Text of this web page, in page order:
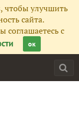
чтобы улучшить
сайта.
соглашаетесь с
ок